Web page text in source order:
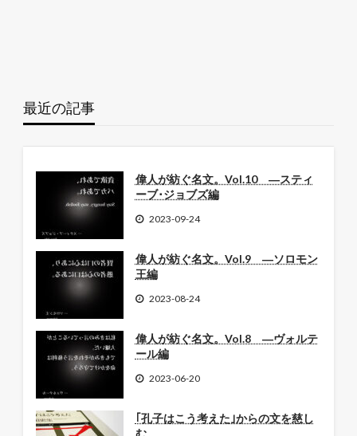
最近の記事
偉人が紡ぐ名文。Vol.10 ―スティ
ーブ･ジョブズ編
2023-09-24
偉人が紡ぐ名文。Vol.9 ―ソロモン
王編
2023-08-24
偉人が紡ぐ名文。Vol.8 ―ヴォルテ
ール編
2023-06-20
｢孔子はこう考えた｣からの文を慈し